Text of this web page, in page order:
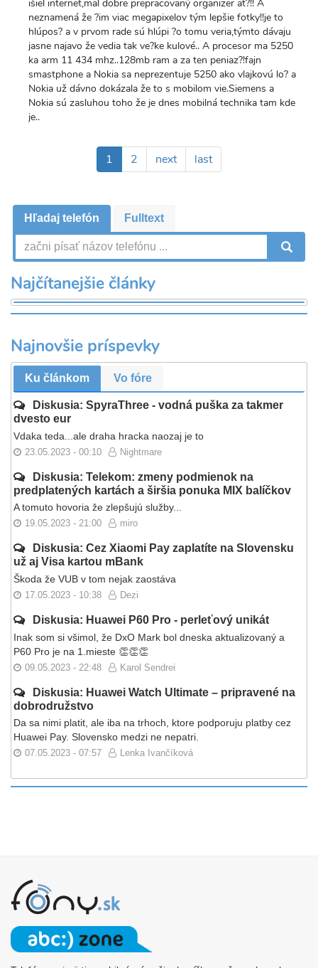
išiel internet,mal dobre prepracovaný organizer at?!! A
neznamená že ?im viac megapixelov tým lepšie fotky!!je to
hlúpos? a v prvom rade sú hlúpi ?o tomu veria,týmto dávaju
jasne najavo že vedia tak ve?ke kulové.. A procesor ma 5250
ka arm 11 434 mhz..128mb ram a za ten peniaz?!fajn
smastphone a Nokia sa neprezentuje 5250 ako vlajkovú lo? a
Nokia už dávno dokázala že to s mobilom vie.Siemens a
Nokia sú zasluhou toho že je dnes mobilná technika tam kde
je..
Aktuálna
stránka
1 Page
2
Ďalšia
strana
next
Posledná
strana
last
Hľadaj telefón Fulltext
Najčítanejšie články
Najnovšie príspevky
Ku článkom Vo fóre
Diskusia: SpyraThree - vodná puška za takmer
dvesto eur
Vdaka teda...ale draha hracka naozaj je to
23.05.2023 - 00:10 Nightmare
Diskusia: Telekom: zmeny podmienok na
predplatených kartách a širšia ponuka MIX balíčkov
A tomuto hovoria že zlepšujú služby...
19.05.2023 - 21:00 miro
Diskusia: Cez Xiaomi Pay zaplatíte na Slovensku
už aj Visa kartou mBank
Škoda že VUB v tom nejak zaostáva
17.05.2023 - 10:38 Dezi
Diskusia: Huawei P60 Pro - perleťový unikát
Inak som si všimol, že DxO Mark bol dneska aktualizovaný a
P60 Pro je na 1.mieste 👏👏👏
09.05.2023 - 22:48 Karol Sendrei
Diskusia: Huawei Watch Ultimate – pripravené na
dobrodružstvo
Da sa nimi platit, ale iba na trhoch, ktore podporuju platby cez
Huawei Pay. Slovensko medzi ne nepatri.
07.05.2023 - 07:57 Lenka Ivančíková